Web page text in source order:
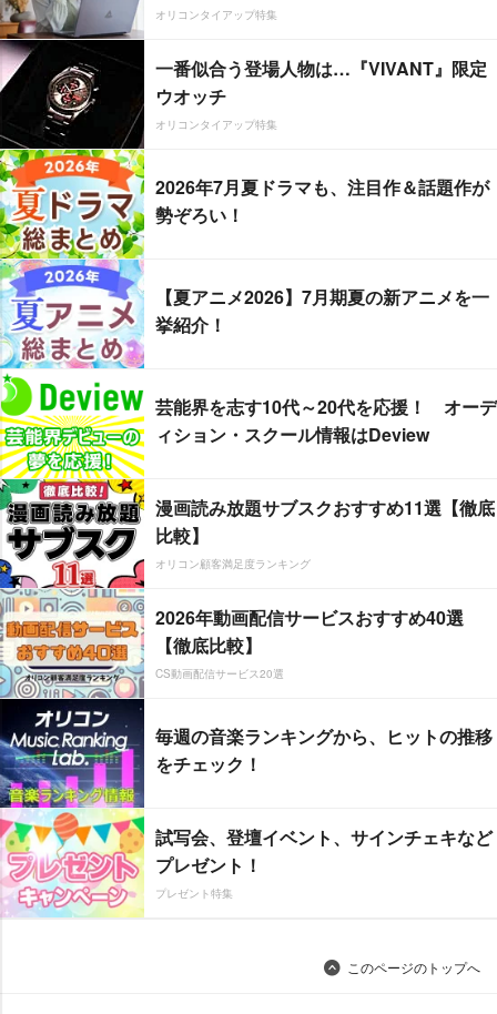
オリコンタイアップ特集
一番似合う登場人物は…『VIVANT』限定
ウオッチ
オリコンタイアップ特集
2026年7月夏ドラマも、注目作＆話題作が
勢ぞろい！
【夏アニメ2026】7月期夏の新アニメを一
挙紹介！
芸能界を志す10代～20代を応援！ オーデ
ィション・スクール情報はDeview
漫画読み放題サブスクおすすめ11選【徹底
比較】
オリコン顧客満足度ランキング
2026年動画配信サービスおすすめ40選
【徹底比較】
CS動画配信サービス20選
毎週の音楽ランキングから、ヒットの推移
をチェック！
試写会、登壇イベント、サインチェキなど
プレゼント！
プレゼント特集
このページのトップへ